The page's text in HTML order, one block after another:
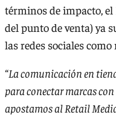
términos de impacto,
del punto de venta) ya
las redes sociales
“La comunicación en
para conectar marcas
apostamos al Retail